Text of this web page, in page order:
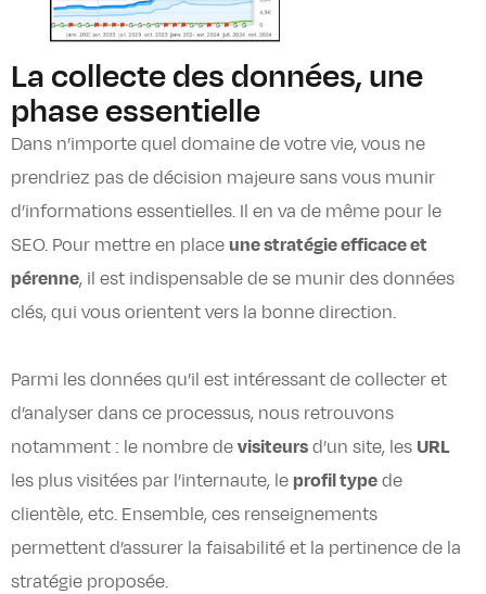
La collecte des données, une
phase essentielle
Dans n’importe quel domaine de votre vie, vous ne
prendriez pas de décision majeure sans vous munir
d’informations essentielles. Il en va de même pour le
SEO. Pour mettre en place une stratégie efficace et
pérenne, il est indispensable de se munir des données
clés, qui vous orientent vers la bonne direction.
Parmi les données qu’il est intéressant de collecter et
d’analyser dans ce processus, nous retrouvons
notamment : le nombre de visiteurs d’un site, les URL
les plus visitées par l’internaute, le profil type de
clientèle, etc. Ensemble, ces renseignements
permettent d’assurer la faisabilité et la pertinence de la
stratégie proposée.